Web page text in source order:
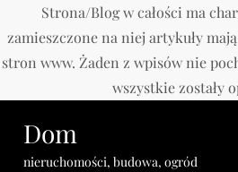
Strona/Blog w całości ma
zamieszczone na niej artykuły
stron www. Żaden z wpisów nie
wszystkie zostały
content
Dom
nieruchomości, budowa, ogród